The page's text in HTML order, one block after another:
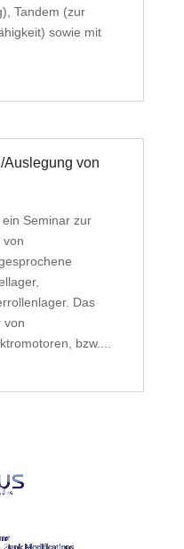
Tandem (zur
sowie mit
Auslegung von
Seminar zur
von
Das
von
bzw....